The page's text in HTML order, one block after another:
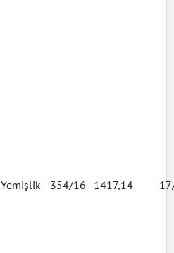
Yemişlik 354/16 1417,14